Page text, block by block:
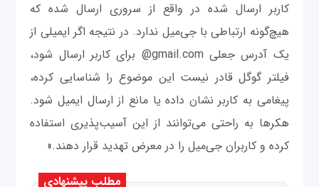
کاربر ارسال شده در واقع از سروری ارسال شده که
هیچ‌گونه ارتباطی با جی‌میل ندارد. در نتیجه اگر ایمیلی از
یک آدرس جعلی gmail.com@ برای کاربر ارسال شود،
فیلتر گوگل قادر نیست این موضوع را شناسایی کرده،
پیغامی به کاربر نشان داده یا مانع از ارسال ایمیل شود.
هکرها به راحتی می‌توانند از این آسیب‌پذیری استفاده
کرده و کاربران جی‌میل را در معرض تهدید قرار دهند.»
مطلب پیشنهادی